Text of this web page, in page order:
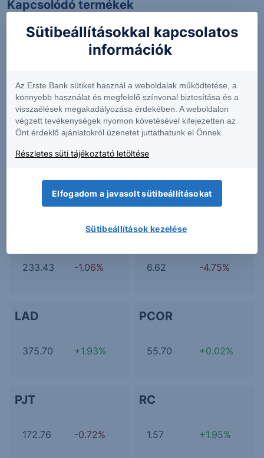
Kapcsolódó termékek
3.02 -0.33% 44.06 -1.52%
HWM
289.29 -0.73%
HXL
102.97 -1.30%
233.43 -1.06%
INSE
6.62 -4.75%
LAD
375.70 +1.93%
PCOR
55.70 +0.02%
PJT
172.76 -0.72%
RC
1.57 +1.95%
Sütibeállításokkal kapcsolatos
információk
Az Erste Bank sütiket használ a weboldalak működtetése, a
könnyebb használat és megfelelő színvonal biztosítása és a
visszaélések megakadályozása érdekében. A weboldalon
végzett tevékenységek nyomon követésével kifejezetten az
Önt érdeklő ajánlatokról üzenetet juttathatunk el Önnek.
Részletes süti tájékoztató letöltése
Elfogadom a javasolt sütibeállításokat
Sütibeállítások kezelése